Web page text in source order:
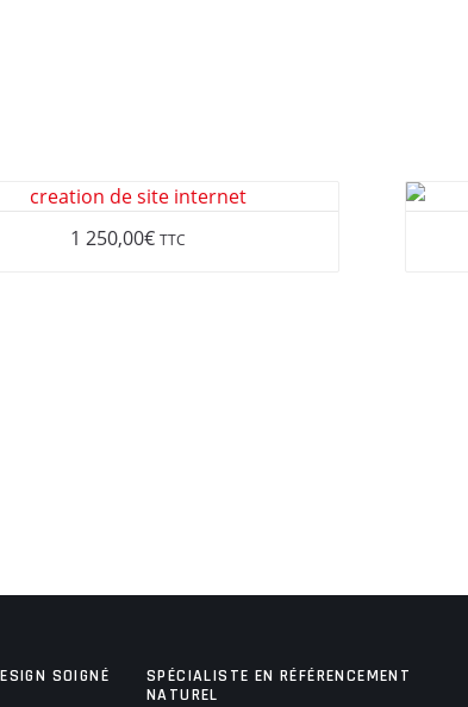
1 250,00€ TTC
SOIGNÉ
SPÉCIALISTE EN RÉFÉRENCEMENT
NATUREL